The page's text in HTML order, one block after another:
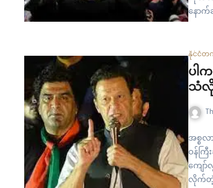
နောက်
နိုင်ငံတ
ပါ
သံလို
အစ္စ
ဝန်ကြီ
ကျေ
လိုက်တဲ့